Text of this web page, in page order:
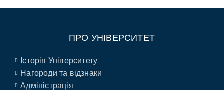
ПРО УНІВЕРСИТЕТ
Історія Університету
Нагороди та відзнаки
Адміністрація